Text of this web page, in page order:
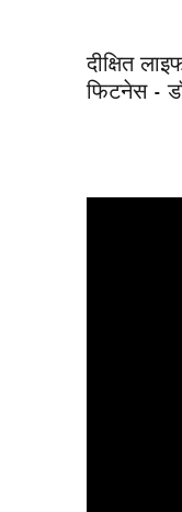
दीक्षित
फिटनेस -